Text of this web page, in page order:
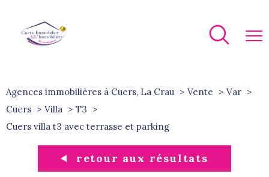
Agences immobilières à Cuers, La Crau Vente
Var
Cuers
Villa
T3
cuers villa t3 avec terrasse et parking
retour aux résultats